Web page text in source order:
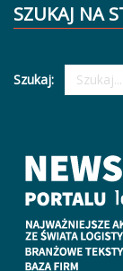
SZUKAJ NA
Szukaj: